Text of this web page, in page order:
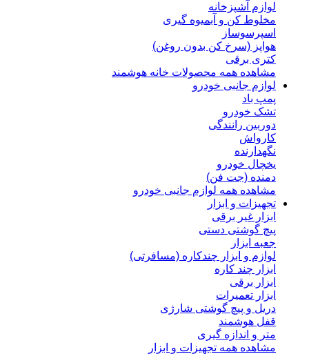
لوازم آشپزخانه
مخلوط کن و آبمیوه گیری
اسپرسوساز
هواپز (سرخ کن بدون روغن)
کتری برقی
مشاهده همه محصولات خانه هوشمند
لوازم جانبی خودرو
پمپ باد
تشک خودرو
دوربین رانندگی
کارواش
نگهدارنده
یخچال خودرو
دمنده (جت فن)
مشاهده همه لوازم جانبی خودرو
تجهیزات و ابزار
ابزار غیر برقی
پیچ گوشتی دستی
جعبه ابزار
لوازم و ابزار چندکاره (مسافرتی)
ابزار چند کاره
ابزار برقی
ابزار تعمیرات
دریل و پیچ گوشتی شارژی
قفل هوشمند
متر و اندازه گیری
مشاهده همه تجهیزات و ابزار